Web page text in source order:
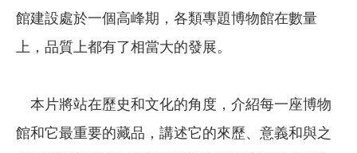
館建設處於一個高峰期，各類專題博物館在數量
上，品質上都有了相當大的發展。
本片將站在歷史和文化的角度，介紹每一座博物
館和它最重要的藏品，講述它的來歷、意義和與之